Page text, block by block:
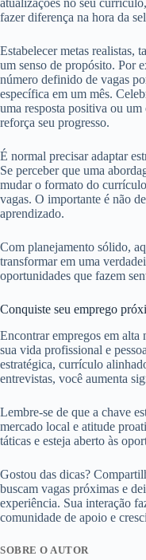
fazer diferença na hora da
Estabelecer metas realistas,
um senso de propósito. Por
número definido de vagas
específica em um mês.
uma resposta positiva ou
reforça seu progresso.
É normal precisar adaptar
Se perceber que uma
mudar o formato do
vagas. O importante é não
aprendizado.
Com planejamento sólido,
transformar em uma
oportunidades que fazem
Conquiste seu emprego
Encontrar empregos em alta
sua vida profissional e
estratégica, currículo
entrevistas, você aumenta
Lembre-se de que a chave
mercado local e atitude
táticas e esteja aberto às
Gostou das dicas?
buscam vagas próximas e
experiência. Sua interação
comunidade de apoio e
SOBRE O AUTOR